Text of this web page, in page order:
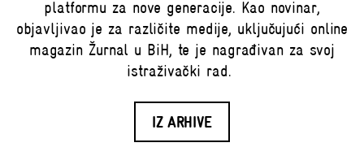
platformu za nove generacije. Kao novinar,
objavljivao je za različite medije, uključujući online
magazin Žurnal u BiH, te je nagrađivan za svoj
istraživački rad.
IZ ARHIVE